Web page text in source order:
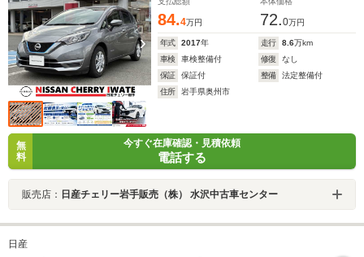
84.4万円 72.0万円
年式 2017年 走行 8.6万km
車検
車検整備付 修復
なし
保証
保証付 整備
法定整備付
住所
岩手県奥州市
無
料
今すぐ在庫確認・見積依頼
電話する
販売店： 日産チェリー岩手販売（株） 水沢中古車センター
日産